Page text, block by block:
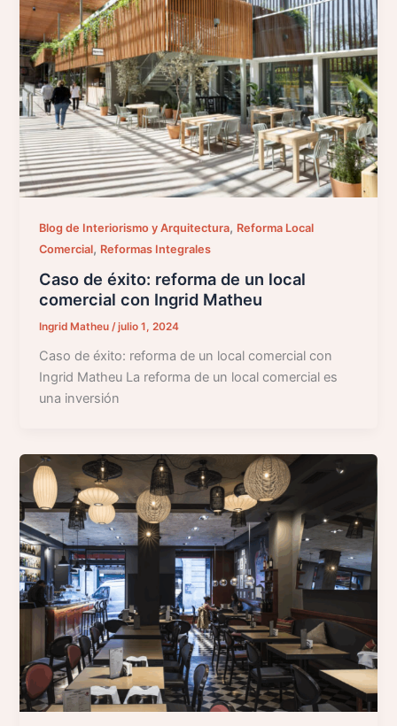
Blog de Interiorismo y Arquitectura, Reforma Local
Comercial, Reformas Integrales
Caso de éxito: reforma de un local
comercial con Ingrid Matheu
Ingrid Matheu/julio 1, 2024
Caso de éxito: reforma de un local comercial con
Ingrid Matheu La reforma de un local comercial es
una inversión